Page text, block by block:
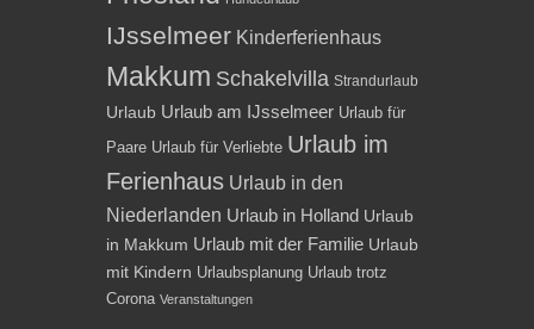
IJsselmeer Kinderferienhaus
Makkum Schakelvilla Strandurlaub
Urlaub Urlaub am IJsselmeer Urlaub für
Paare Urlaub für Verliebte Urlaub im
Ferienhaus Urlaub in den
Niederlanden Urlaub in Holland Urlaub
in Makkum Urlaub mit der Familie Urlaub
mit Kindern Urlaubsplanung Urlaub trotz
Corona Veranstaltungen